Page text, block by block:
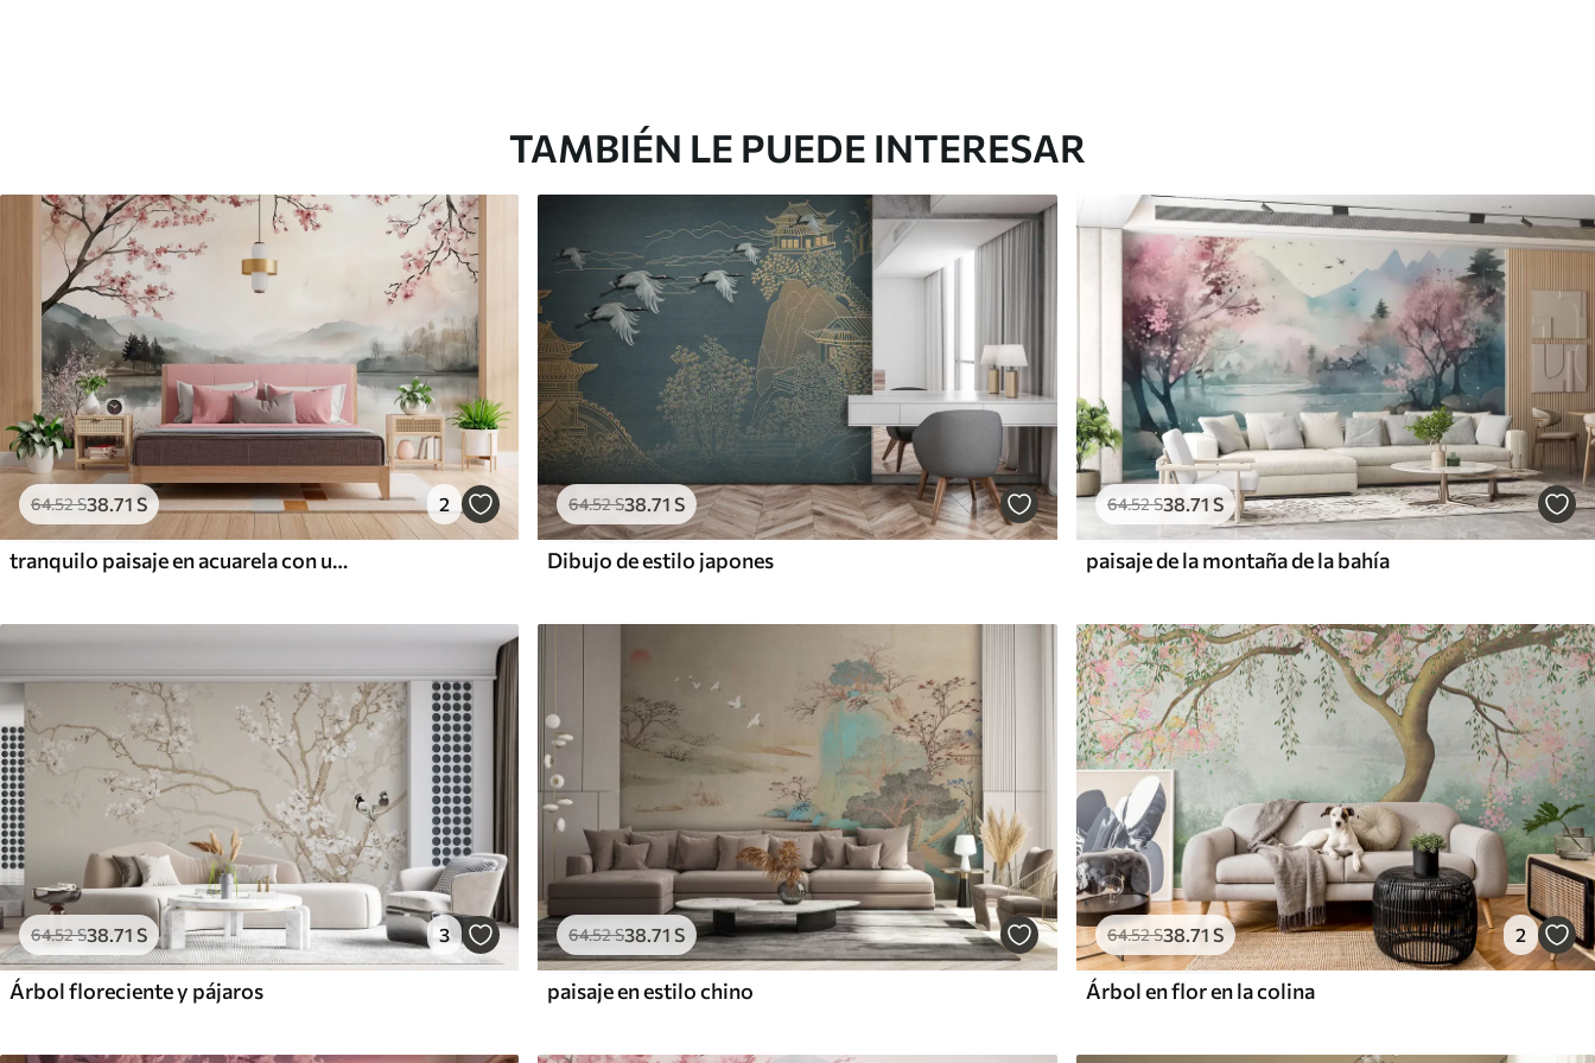
TAMBIÉN LE PUEDE INTERESAR
64.52S38.71 S 2
tranquilo paisaje en acuarela con un lago y un árbol en flor
64.52S38.71 S
Dibujo de estilo japones
64.52S38.71 S
paisaje de la montaña de la bahía
64.52S38 .71 S 3
Árbol floreciente y pájaros
64.52S38 .71 S
paisaje en estilo chino
64.52S38 .71 S 2
Árbol en flor en la colina